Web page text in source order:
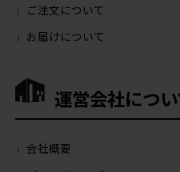
ご注文について
お届けについて
運営会社につ
会社概要